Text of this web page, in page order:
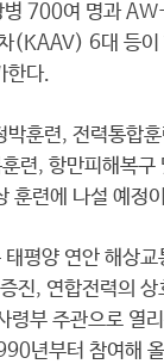
병 700여 명과
(KAAV) 6대 등이
한다.
박훈련, 전력통합
련, 항만피해복구
훈련에 나설 예정
평양 연안 해상교
진, 연합전력의
령부 주관으로 열
년부터 참여해